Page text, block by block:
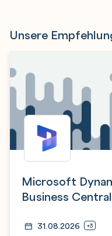
Unsere
Microsoft
Business
31.08.2026 +3